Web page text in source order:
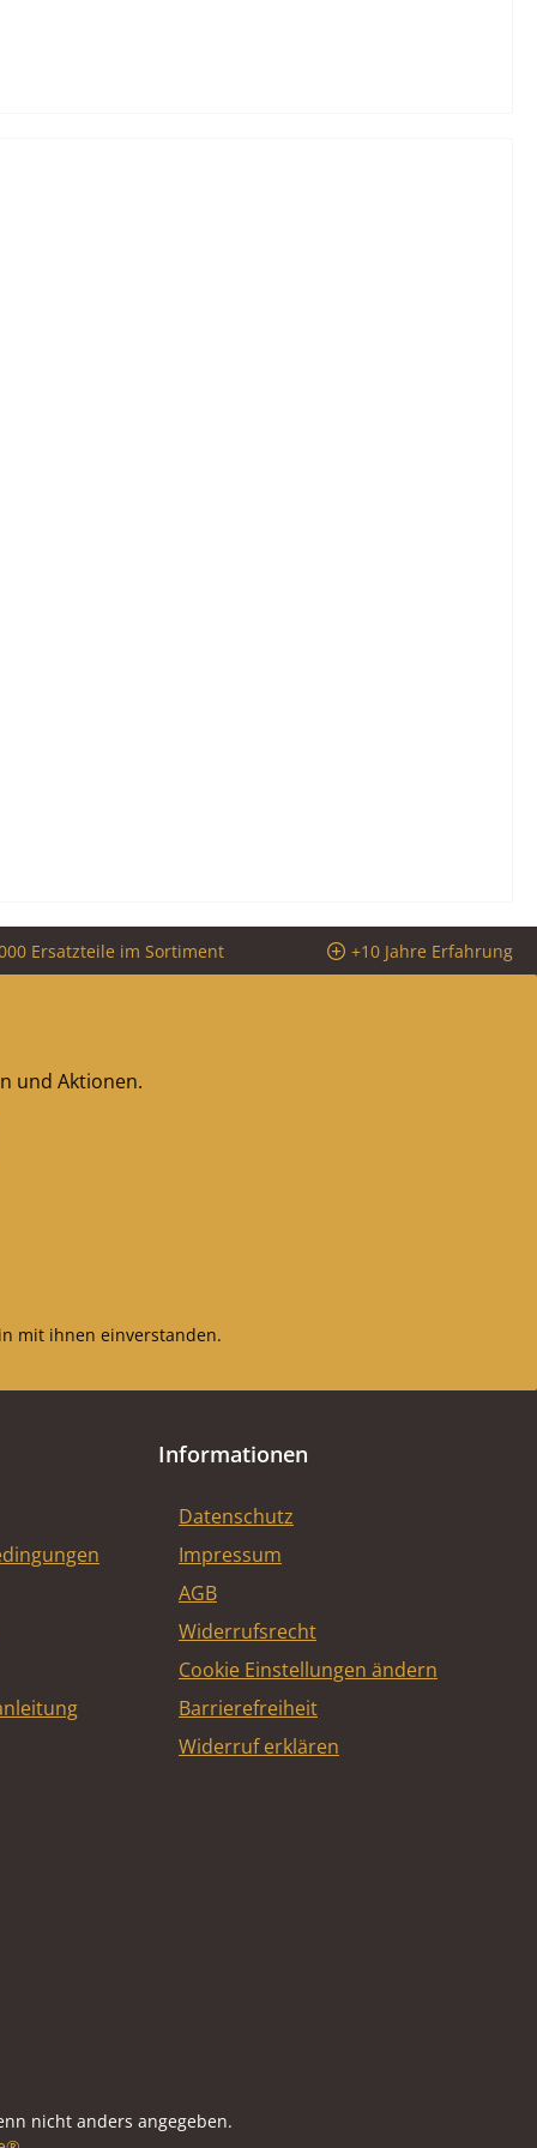
Ersatzteile im Sortiment +10 Jahre Erfahrung
und Aktionen.
mit ihnen einverstanden.
Informationen
Datenschutz
Impressum
AGB
Widerrufsrecht
Cookie Einstellungen ändern
Barrierefreiheit
Widerruf erklären
nicht anders angegeben.